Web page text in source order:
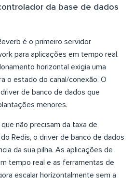
da base de dados
é o primeiro servidor
para aplicações em tempo real.
horizontal exigia uma
o estado do canal/conexão. O
de banco de dados que
menores.
que não precisam da taxa de
Redis, o driver de banco de dados
da sua pilha. As aplicações de
tempo real e as ferramentas de
escalar horizontalmente sem a